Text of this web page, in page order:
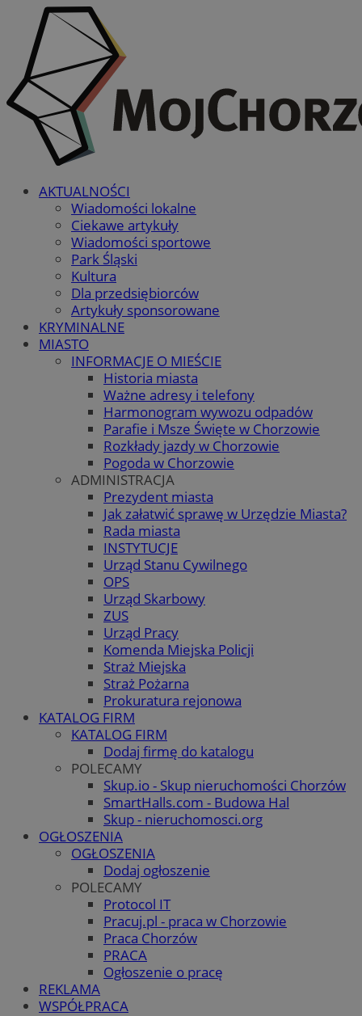
AKTUALNOŚCI
Wiadomości lokalne
Ciekawe artykuły
Wiadomości sportowe
Park Śląski
Kultura
Dla przedsiębiorców
Artykuły sponsorowane
KRYMINALNE
MIASTO
INFORMACJE O MIEŚCIE
Historia miasta
Ważne adresy i telefony
Harmonogram wywozu odpadów
Parafie i Msze Święte w Chorzowie
Rozkłady jazdy w Chorzowie
Pogoda w Chorzowie
ADMINISTRACJA
Prezydent miasta
Jak załatwić sprawę w Urzędzie Miasta?
Rada miasta
INSTYTUCJE
Urząd Stanu Cywilnego
OPS
Urząd Skarbowy
ZUS
Urząd Pracy
Komenda Miejska Policji
Straż Miejska
Straż Pożarna
Prokuratura rejonowa
KATALOG FIRM
KATALOG FIRM
Dodaj firmę do katalogu
POLECAMY
Skup.io - Skup nieruchomości Chorzów
SmartHalls.com - Budowa Hal
Skup - nieruchomosci.org
OGŁOSZENIA
OGŁOSZENIA
Dodaj ogłoszenie
POLECAMY
Protocol IT
Pracuj.pl - praca w Chorzowie
Praca Chorzów
PRACA
Ogłoszenie o pracę
REKLAMA
WSPÓŁPRACA